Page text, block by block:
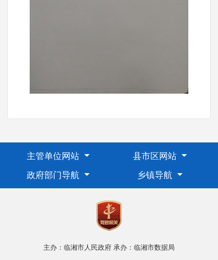
主管单位网站
县市区网站
政府部门导航
乡镇导航
主办：临湘市人民政府 承办：临湘市数据局